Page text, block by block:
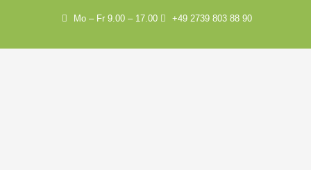
Mo – Fr 9.00 – 17.00 +49 2739 803 88 90